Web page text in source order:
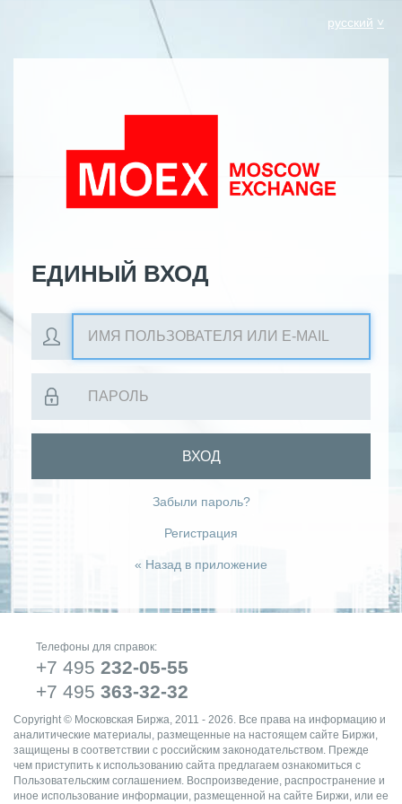
русский
ЕДИНЫЙ ВХОД
ВХОД
Забыли пароль?
Регистрация
« Назад в приложение
Телефоны для справок:
+7 495 232-05-55
+7 495 363-32-32
Copyright © Московская Биржа, 2011 - 2026. Все права на информацию и
аналитические материалы, размещенные на настоящем сайте Биржи,
защищены в соответствии с российским законодательством. Прежде
чем приступить к использованию сайта предлагаем ознакомиться с
Пользовательским соглашением. Воспроизведение, распространение и
иное использование информации, размещенной на сайте Биржи, или ее